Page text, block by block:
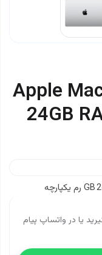
Apple
24GB
یا در واتساپ پیام